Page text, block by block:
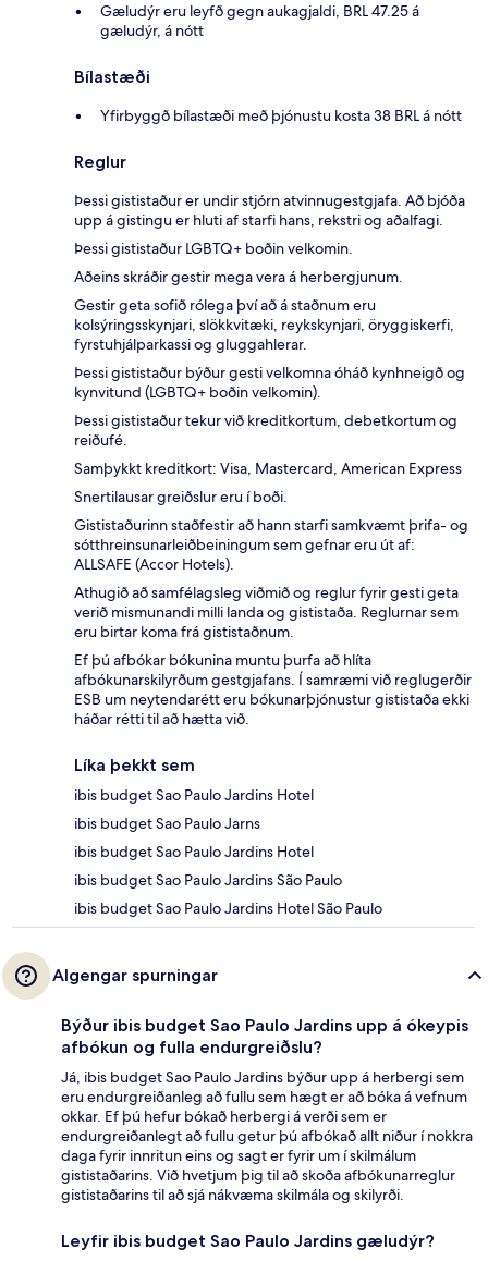
Gæludýr eru leyfð gegn aukagjaldi, BRL 47.25 á
gæludýr, á nótt
Bílastæði
Yfirbyggð bílastæði með þjónustu kosta 38 BRL á nótt
Reglur
Þessi gististaður er undir stjórn atvinnugestgjafa. Að bjóða
upp á gistingu er hluti af starfi hans, rekstri og aðalfagi.
Þessi gististaður LGBTQ+ boðin velkomin.
Aðeins skráðir gestir mega vera á herbergjunum.
Gestir geta sofið rólega því að á staðnum eru
kolsýringsskynjari, slökkvitæki, reykskynjari, öryggiskerfi,
fyrstuhjálparkassi og gluggahlerar.
Þessi gististaður býður gesti velkomna óháð kynhneigð og
kynvitund (LGBTQ+ boðin velkomin).
Þessi gististaður tekur við kreditkortum, debetkortum og
reiðufé.
Samþykkt kreditkort: Visa, Mastercard, American Express
Snertilausar greiðslur eru í boði.
Gististaðurinn staðfestir að hann starfi samkvæmt þrifa- og
sótthreinsunarleiðbeiningum sem gefnar eru út af:
ALLSAFE (Accor Hotels).
Athugið að samfélagsleg viðmið og reglur fyrir gesti geta
verið mismunandi milli landa og gististaða. Reglurnar sem
eru birtar koma frá gististaðnum.
Ef þú afbókar bókunina muntu þurfa að hlíta
afbókunarskilyrðum gestgjafans. Í samræmi við reglugerðir
ESB um neytendarétt eru bókunarþjónustur gististaða ekki
háðar rétti til að hætta við.
Líka þekkt sem
ibis budget Sao Paulo Jardins Hotel
ibis budget Sao Paulo Jarns
ibis budget Sao Paulo Jardins Hotel
ibis budget Sao Paulo Jardins São Paulo
ibis budget Sao Paulo Jardins Hotel São Paulo
Algengar spurningar
Býður ibis budget Sao Paulo Jardins upp á ókeypis
afbókun og fulla endurgreiðslu?
Já, ibis budget Sao Paulo Jardins býður upp á herbergi sem
eru endurgreiðanleg að fullu sem hægt er að bóka á vefnum
okkar. Ef þú hefur bókað herbergi á verði sem er
endurgreiðanlegt að fullu getur þú afbókað allt niður í nokkra
daga fyrir innritun eins og sagt er fyrir um í skilmálum
gististaðarins. Við hvetjum þig til að skoða afbókunarreglur
gististaðarins til að sjá nákvæma skilmála og skilyrði.
Leyfir ibis budget Sao Paulo Jardins gæludýr?